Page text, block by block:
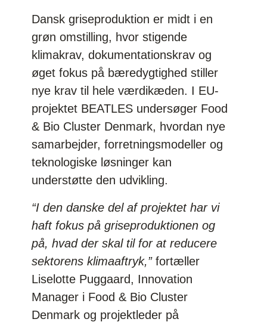
Dansk griseproduktion er midt i en
grøn omstilling, hvor stigende
klimakrav, dokumentationskrav og
øget fokus på bæredygtighed stiller
nye krav til hele værdikæden. I EU-
projektet BEATLES undersøger Food
& Bio Cluster Denmark, hvordan nye
samarbejder, forretningsmodeller og
teknologiske løsninger kan
understøtte den udvikling.
“I den danske del af projektet har vi
haft fokus på griseproduktionen og
på, hvad der skal til for at reducere
sektorens klimaaftryk,”fortæller
Liselotte Puggaard, Innovation
Manager i Food & Bio Cluster
Denmark og projektleder på